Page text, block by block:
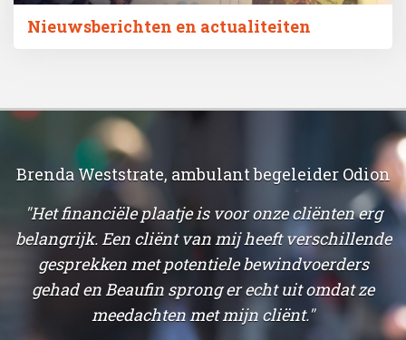
Nieuwsberichten en actualiteiten
Brenda Weststrate, ambulant begeleider Odion
"Het financiële plaatje is voor onze cliënten erg
belangrijk. Een cliënt van mij heeft verschillende
gesprekken met potentiele bewindvoerders
gehad en Beaufin sprong er echt uit omdat ze
meedachten met mijn cliënt."